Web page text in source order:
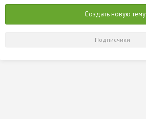
Создать новую тему
Подписчики